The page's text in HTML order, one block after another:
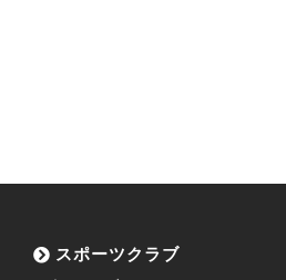
スポーツクラブ